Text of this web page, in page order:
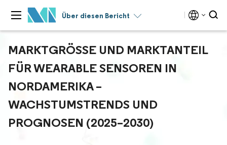
Über diesen Bericht
MARKTGRÖSSE UND MARKTANTEIL F
ÜR WEARABLE SENSOREN IN N
ORDAMERIKA – W
ACHSTUMSTRENDS UND P
ROGNOSEN (2025–2030)